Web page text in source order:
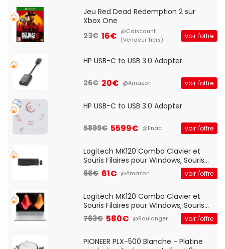
Jeu Red Dead Redemption 2 sur
Xbox One
23€ 16€ @Cdiscount
(Vendeur Tiers)
voir l'offre
HP USB-C to USB 3.0 Adapter
26€ 20€ @Amazon voir l'offre
HP USB-C to USB 3.0 Adapter
5899€ 5599€ @Fnac voir l'offre
Logitech MK120 Combo Clavier et
Souris Filaires pour Windows, Souris
Optique Filaire, Connexion USB Plug
And Play, Confortable, Taille
QWERTY UK - Noir
66€ 61€ @Amazon voir l'offre
Logitech MK120 Combo Clavier et
Souris Filaires pour Windows, Souris
Optique Filaire, Connexion USB Plug
And Play, Confortable, Taille
QWERTY UK - Noir
763€ 580€ @Boulanger voir l'offre
PIONEER PLX-500 Blanche - Platine